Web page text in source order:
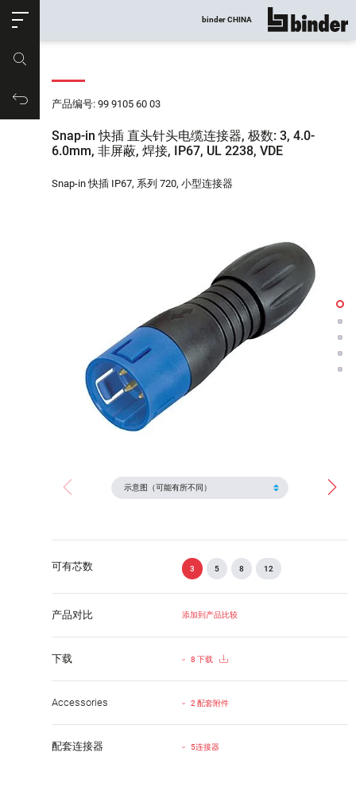
购物车
binder CHINA 显示所有
产品编号: 99 9105 60 03
Snap-in 快插 直头针头电缆连接器, 极数: 3, 4.0-
6.0mm, 非屏蔽, 焊接, IP67, UL 2238, VDE
Snap-in 快插 IP67, 系列 720, 小型连接器
可有芯数 3 5 8 12
产品对比 添加到产品比较
下载 8 下载
Accessories 2 配套附件
配套连接器 5连接器